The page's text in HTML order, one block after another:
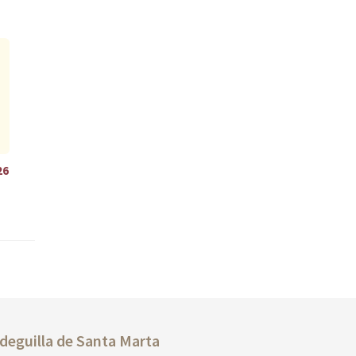
deSanta Marta